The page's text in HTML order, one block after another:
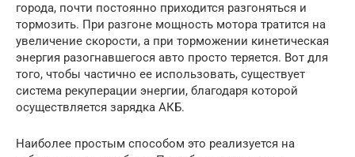
города, почти постоянно приходится разгоняться и
тормозить. При разгоне мощность мотора тратится на
увеличение скорости, а при торможении кинетическая
энергия разогнавшегося авто просто теряется. Вот для
того, чтобы частично ее использовать, существует
система рекуперации энергии, благодаря которой
осуществляется зарядка АКБ.
Наиболее простым способом это реализуется на